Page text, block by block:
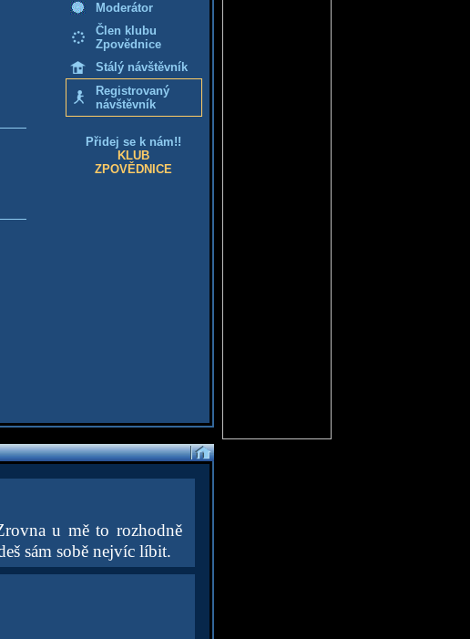
Moderátor
Člen klubu
Zpovědnice
Stálý návštěvník
Registrovaný
návštěvník
Přidej se k nám!!
KLUB
ZPOVĚDNICE
u mě to rozhodně
sám sobě nejvíc líbit.